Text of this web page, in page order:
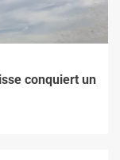
conquiert un